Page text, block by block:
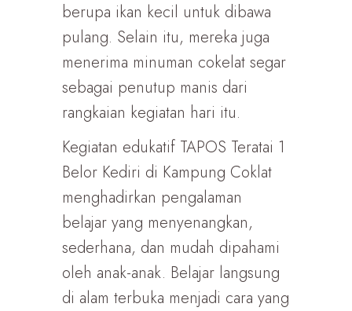
berupa ikan kecil untuk dibawa
pulang. Selain itu, mereka juga
menerima minuman cokelat segar
sebagai penutup manis dari
rangkaian kegiatan hari itu.
Kegiatan edukatif TAPOS Teratai 1
Belor Kediri di Kampung Coklat
menghadirkan pengalaman
belajar yang menyenangkan,
sederhana, dan mudah dipahami
oleh anak-anak. Belajar langsung
di alam terbuka menjadi cara yang